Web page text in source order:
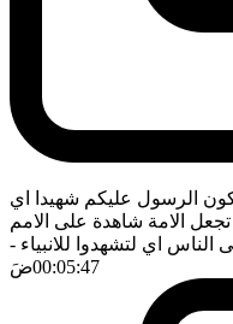
الرسول عليكم شهيدا اي
الامة شاهدة على الامم
اي لتشهدوا للانبياء -
00:05:47ضَ